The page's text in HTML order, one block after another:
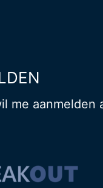
me aanmelden